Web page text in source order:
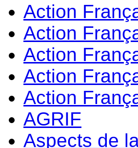
Action
Action
Action
Action
Action
AGRIF
Aspects de